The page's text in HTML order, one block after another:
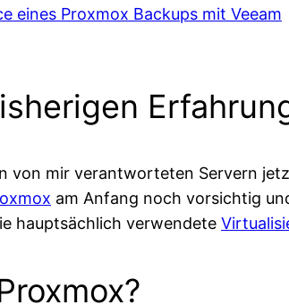
eines Proxmox Backups mit Veeam
von mir verantworteten Servern
am Anfang noch vorsichtig
hauptsächlich verwendete